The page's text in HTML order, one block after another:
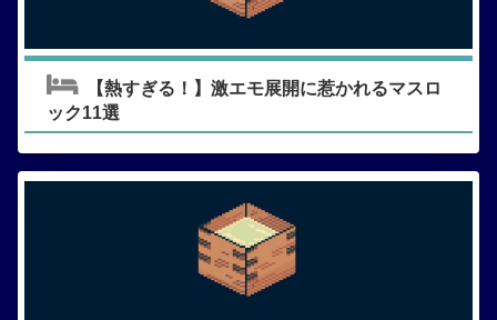
【熱すぎる！】激エモ展開に惹かれるマスロ
ック11選